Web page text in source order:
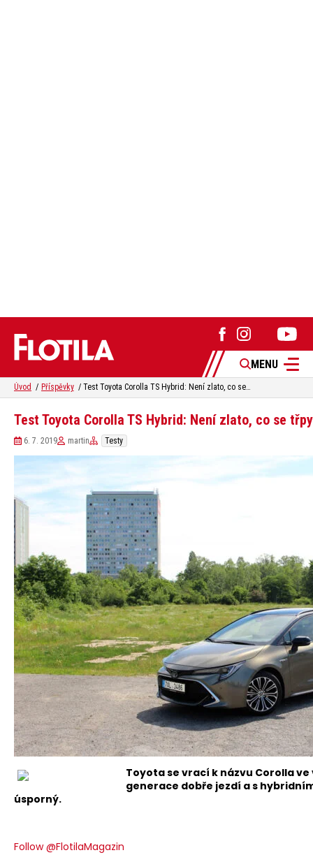
MENU
Úvod Příspěvky Test Toyota Corolla TS Hybrid: Není zlato, co se třpytí
Test Toyota Corolla TS Hybrid: Není zlato, co se
6. 7. 2019 martin Testy
Toyota se vrací k názvu Corolla
generace dobře jezdí a s
úsporný.
Follow @FlotilaMagazin